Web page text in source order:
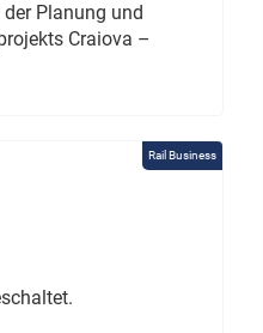
Planung und
Craiova –
Rail Business